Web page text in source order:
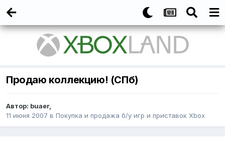
Продаю коллекцию! (СПб)
Автор: buaer,
11 июня 2007 в Покупка и продажа б/у игр и приставок Xbox